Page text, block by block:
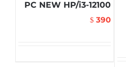
PC NEW HP/i3-12100
$ 390